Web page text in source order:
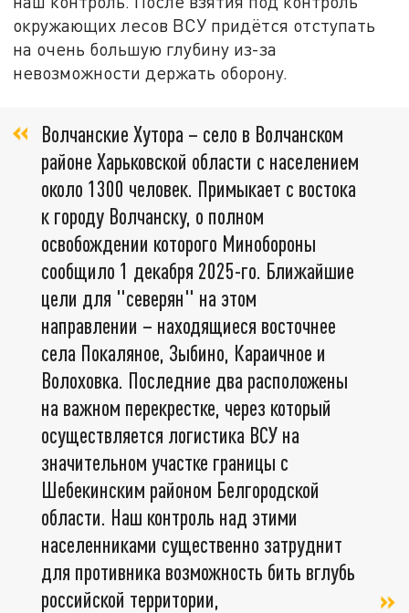
окружающих лесов ВСУ придётся отступать
на очень большую глубину из-за
невозможности держать оборону.
Волчанские Хутора – село в Волчанском
районе Харьковской области с населением
около 1300 человек. Примыкает с востока
к городу Волчанску, о полном
освобождении которого Минобороны
сообщило 1 декабря 2025-го. Ближайшие
цели для "северян" на этом
направлении – находящиеся восточнее
села Покаляное, Зыбино, Караичное и
Волоховка. Последние два расположены
на важном перекрестке, через который
осуществляется логистика ВСУ на
значительном участке границы с
Шебекинским районом Белгородской
области. Наш контроль над этими
населенниками существенно затруднит
для противника возможность бить вглубь
российской территории,